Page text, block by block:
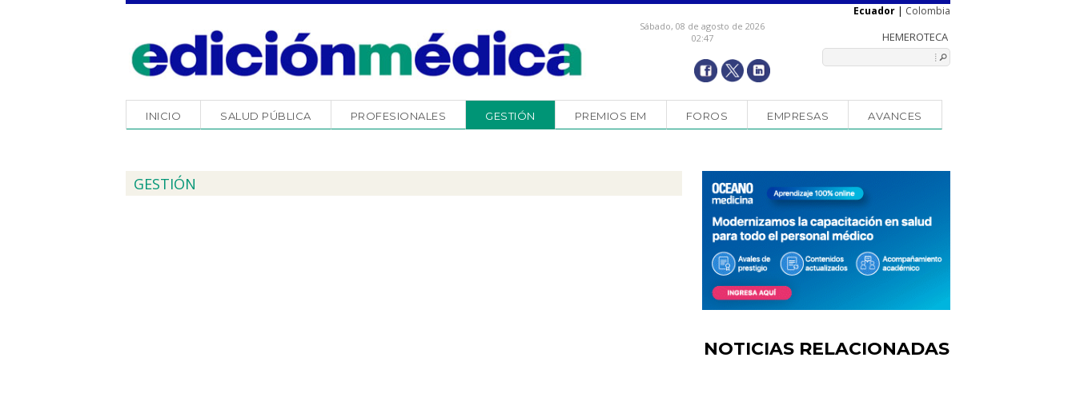
Sábado, 08 de agosto de 2026
02:47
Ecuador | Colombia
INICIO SALUD PÚBLICA PROFESIONALES GESTIÓN PREMIOS EM FOROS EMPRESAS AVANCES
NOTICIAS RELACIONADAS
GESTIÓN